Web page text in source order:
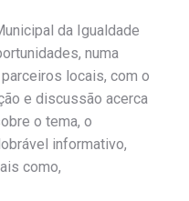
da Igualdade
numa
locais, com o
e discussão acerca
o tema, o
informativo,
como,